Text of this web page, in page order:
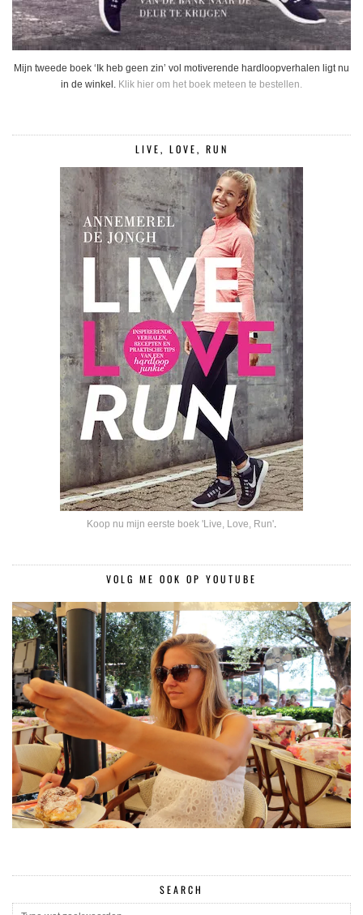
Mijn tweede boek ‘Ik heb geen zin’ vol motiverende hardloopverhalen ligt nu
in de winkel. Klik hier om het boek meteen te bestellen.
LIVE, LOVE, RUN
Koop nu mijn eerste boek 'Live, Love, Run'.
VOLG ME OOK OP YOUTUBE
SEARCH